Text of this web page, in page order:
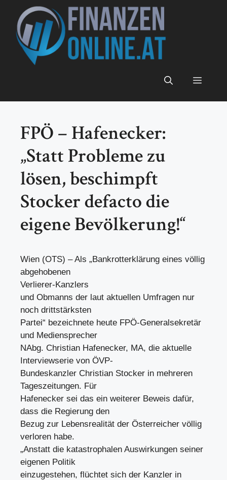
Inhalt
springen
Menü
FPÖ – Hafenecker:
„Statt Probleme zu
lösen, beschimpft
Stocker defacto die
eigene Bevölkerung!“
Wien (OTS) – Als „Bankrotterklärung eines völlig
abgehobenen
Verlierer-Kanzlers
und Obmanns der laut aktuellen Umfragen nur
noch drittstärksten
Partei“ bezeichnete heute FPÖ-Generalsekretär
und Mediensprecher
NAbg. Christian Hafenecker, MA, die aktuelle
Interviewserie von ÖVP-
Bundeskanzler Christian Stocker in mehreren
Tageszeitungen. Für
Hafenecker sei das ein weiterer Beweis dafür,
dass die Regierung den
Bezug zur Lebensrealität der Österreicher völlig
verloren habe.
„Anstatt die katastrophalen Auswirkungen seiner
eigenen Politik
einzugestehen, flüchtet sich der Kanzler in